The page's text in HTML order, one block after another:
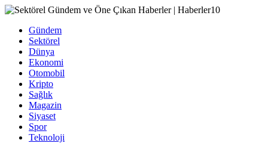
Gündem
Sektörel
Dünya
Ekonomi
Otomobil
Kripto
Sağlık
Magazin
Siyaset
Spor
Teknoloji